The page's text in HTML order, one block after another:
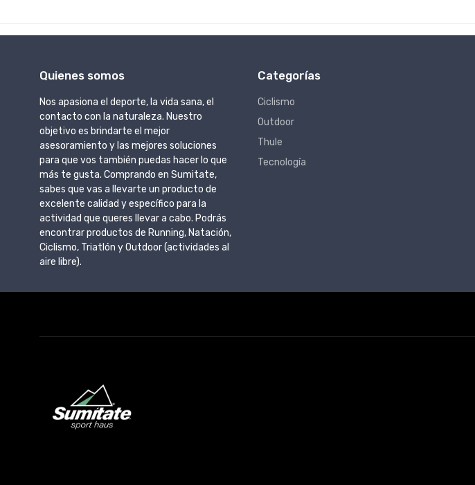
Quienes somos
Nos apasiona el deporte, la vida sana, el
contacto con la naturaleza. Nuestro
objetivo es brindarte el mejor
asesoramiento y las mejores soluciones
para que vos también puedas hacer lo que
más te gusta. Comprando en Sumitate,
sabes que vas a llevarte un producto de
excelente calidad y específico para la
actividad que queres llevar a cabo. Podrás
encontrar productos de Running, Natación,
Ciclismo, Triatlón y Outdoor (actividades al
aire libre).
Categorías
Ciclismo
Outdoor
Thule
Tecnología